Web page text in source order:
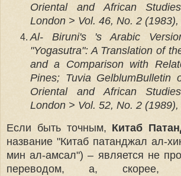
Oriental and African
London > Vol. 46, No. 2
Al- Biruni's 's Arabic
"Yogasutra": A Translation of
and a Comparison with
Pines; Tuvia Gelblum Bulletin
Oriental and African
London > Vol. 52, No. 2
Если быть точным, Китаб
название "Китаб патанджал ал-
мин ал-амсал") – является не
переводом, а, скорее,